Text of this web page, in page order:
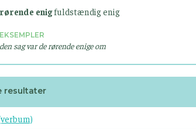
rørende enigfuldstændig enig
EKSEMPLER
den sag var de rørende enige om
resultater